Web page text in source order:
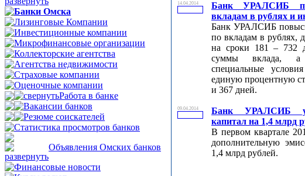
Банки Омска
Лизинговые Компании
Инвестиционные компании
Микрофинансовые организации
Коллекторские агентства
Агентства недвижимости
Страховые компании
Оценочные компании
Работа в банке
Вакансии банков
Резюме соискателей
Статистика просмотров банков
Объявления Омских банков
Финансовые новости
14.04.2014
Банк УРАЛСИБ
вкладам в рублях и
Банк УРАЛСИБ
по вкладам в
на сроки 181 – 732
суммы вклада, а
специальные
единую процентную
и 367 дней.
09.04.2014
Банк УРАЛСИБ
капитал на 1,4 млрд
В первом квартале
дополнительную
1,4 млрд рублей.